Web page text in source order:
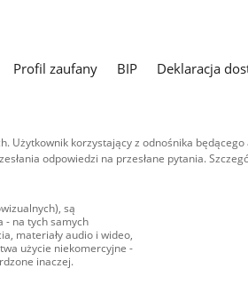
Profil zaufany BIP
Deklaracja
Użytkownik korzystający z odnośnika
odpowiedzi na przesłane pytania.
są
- na tych samych
materiały audio i wideo,
użycie niekomercyjne -
inaczej.